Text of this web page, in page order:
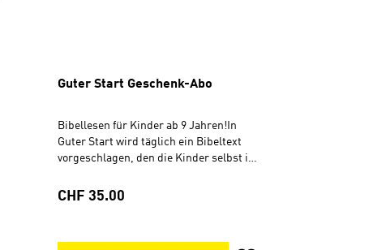
Guter Start Geschenk-Abo
Bibellesen für Kinder ab 9 Jahren!In
Guter Start wird täglich ein Bibeltext
vorgeschlagen, den die Kinder selbst in
bunten Comics und Fotos, spannenden
Anregungen, die Bedeutung von Gottes
Regulärer Preis:
CHF 35.00